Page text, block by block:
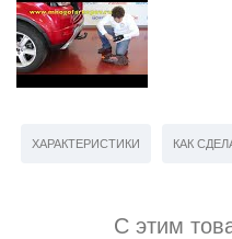
ХАРАКТЕРИСТИКИ КАК
С этим